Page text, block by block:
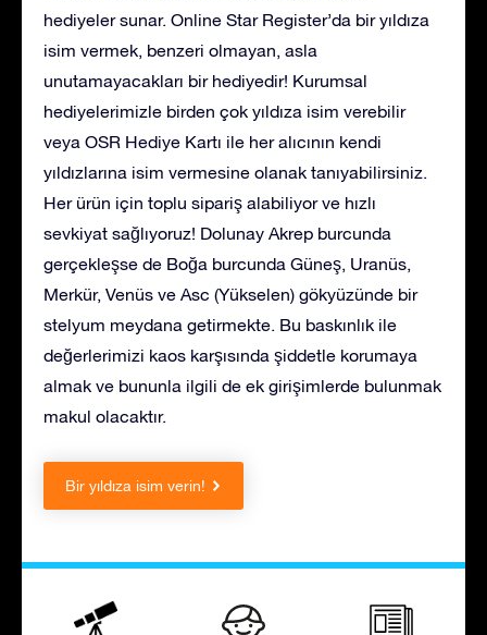
hediyeler sunar. Online Star Register’da bir yıldıza
isim vermek, benzeri olmayan, asla
unutamayacakları bir hediyedir! Kurumsal
hediyelerimizle birden çok yıldıza isim verebilir
veya OSR Hediye Kartı ile her alıcının kendi
yıldızlarına isim vermesine olanak tanıyabilirsiniz.
Her ürün için toplu sipariş alabiliyor ve hızlı
sevkiyat sağlıyoruz! Dolunay Akrep burcunda
gerçekleşse de Boğa burcunda Güneş, Uranüs,
Merkür, Venüs ve Asc (Yükselen) gökyüzünde bir
stelyum meydana getirmekte. Bu baskınlık ile
değerlerimizi kaos karşısında şiddetle korumaya
almak ve bununla ilgili de ek girişimlerde bulunmak
makul olacaktır.
Bir yıldıza isim verin!